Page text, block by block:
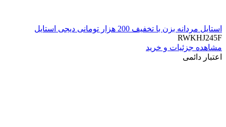
استایل مردانه بزن با تخفیف 200 هزار تومانی دیجی استایل
RWKHJ245F
مشاهده جزئیات و خرید
اعتبار دائمی